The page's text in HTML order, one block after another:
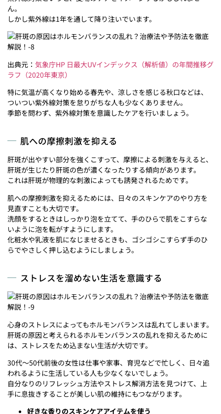
ん。
しかし紫外線は1年を通して降り注いでいます。
出典元： 気象庁HP 日最大UVインデックス（解析値）の年間推移グ
ラフ（2020年東京）
特に気温が高くなり始める春先や、涼しさを感じる秋口などは、
ついつい紫外線対策を怠りがちな人も少なくありません。
季節を問わず、紫外線対策を意識したケアを行いましょう。
肌への摩擦刺激を抑える
肝斑が出やすい部分を強くこすって、摩擦による刺激を与えると、
肝斑が生じたり肝斑の色が濃くなったりする傾向があります。
これは肝斑が物理的な刺激によっても誘発されるためです。
肌への摩擦刺激を抑えるためには、日々のスキンケアのやり方を
見直すことも大切です。
洗顔をするときはしっかり泡を立てて、手のひらで肌をこすらな
いように泡を転がすようにします。
化粧水や乳液を肌になじませるときも、ゴシゴシこすらず手のひ
らでやさしく押し込むようにしましょう。
ストレスを溜めない生活を意識する
心身のストレスによってもホルモンバランスは乱れてしまいます。
肝斑の原因と考えられるホルモンバランスの乱れを抑えるために
は、ストレスをため込まない生活が大切です。
30代～50代前後の女性は仕事や家事、育児などで忙しく、日々追
われるように生活している人も少なくないでしょう。
自分なりのリフレッシュ方法やストレス解消方法を見つけて、上
手に息抜きすることが美しい肌の維持にもつながります。
好きな香りのスキンケアアイテムを使う